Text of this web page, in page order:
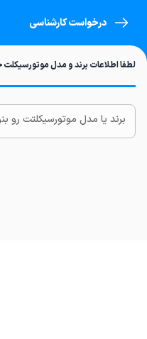
درخواست کارشناسی
لطفا اطلاعات برند و مدل موتورسیکلت
برند یا مدل موتورسیکلتت رو